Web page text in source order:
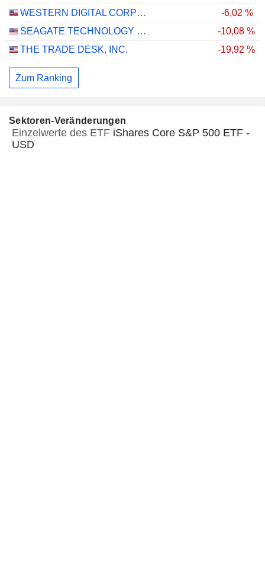
WESTERN DIGITAL CORPORATION
-6,02 %
SEAGATE TECHNOLOGY HOLDINGS PLC
-10,08 %
THE TRADE DESK, INC.
-19,92 %
Zum Ranking
Sektoren-Veränderungen
Einzelwerte des ETF iShares Core S&P 500 ETF -
USD